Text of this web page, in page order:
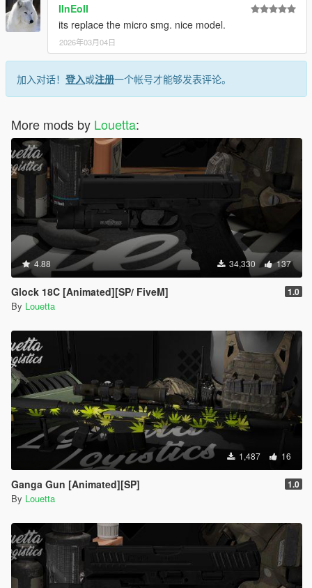
IInEoII
its replace the micro smg. nice model.
2026年03月04日
加入对话！ 登入或注册一个帐号才能够发表评论。
More mods by Louetta:
4.88 34,330 137
Glock 18C [Animated][SP/ FiveM] 1.0
By Louetta
1,487 16
Ganga Gun [Animated][SP] 1.0
By Louetta